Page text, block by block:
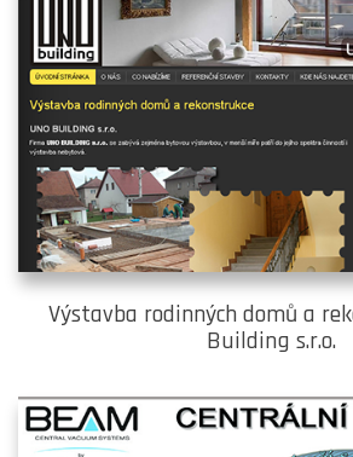
Výstavba rodinných domů a
Building s.r.o.